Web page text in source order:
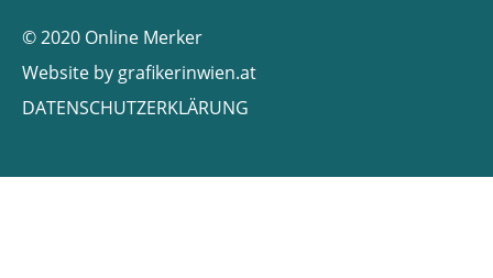
© 2020 Online Merker
Website by grafikerinwien.at
DATENSCHUTZERKLÄRUNG